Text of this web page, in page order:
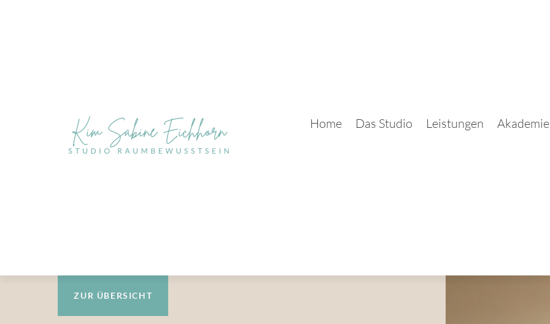
Home Das Studio Leistungen Akademie
ZUR ÜBERSICHT